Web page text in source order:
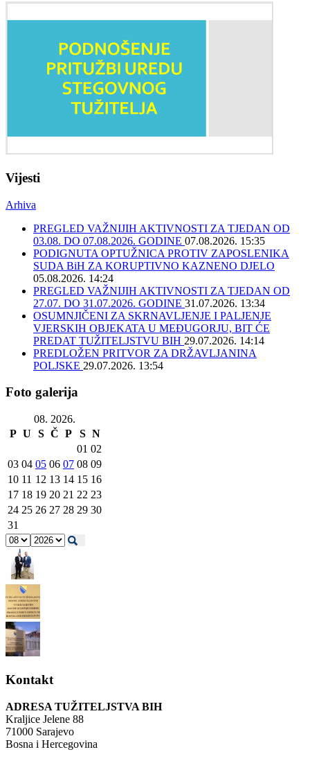
Vijesti
Arhiva
PREGLED VAŽNIJIH AKTIVNOSTI ZA TJEDAN OD
03.08. DO 07.08.2026. GODINE 07.08.2026. 15:35
PODIGNUTA OPTUŽNICA PROTIV ZAPOSLENIKA
SUDA BiH ZA KORUPTIVNO KAZNENO DJELO
05.08.2026. 14:24
PREGLED VAŽNIJIH AKTIVNOSTI ZA TJEDAN OD
27.07. DO 31.07.2026. GODINE 31.07.2026. 13:34
OSUMNJIČENI ZA SKRNAVLJENJE I PALJENJE
VJERSKIH OBJEKATA U MEĐUGORJU, BIT ĆE
PREDAT TUŽITELJSTVU BIH 29.07.2026. 14:14
PREDLOŽEN PRITVOR ZA DRŽAVLJANINA
POLJSKE 29.07.2026. 13:54
Foto galerija
08. 2026.
P U S Č P S N
01 02
03 04 05 06 07 08 09
10 11 12 13 14 15 16
17 18 19 20 21 22 23
24 25 26 27 28 29 30
31
Kontakt
ADRESA TUŽITELJSTVA BIH
Kraljice Jelene 88
71000 Sarajevo
Bosna i Hercegovina